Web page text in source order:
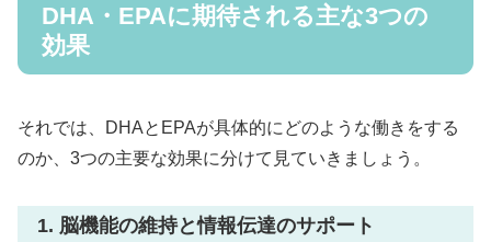
DHA・EPAに期待される主な3つの
効果
それでは、DHAとEPAが具体的にどのような働きをする
のか、3つの主要な効果に分けて見ていきましょう。
1. 脳機能の維持と情報伝達のサポート